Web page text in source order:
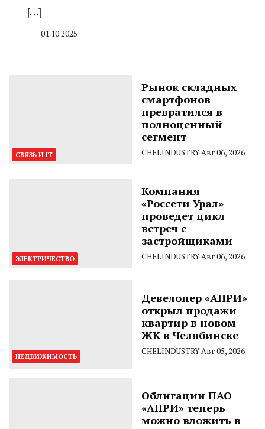
[…]
01.10.2025
СВЯЗЬ И IT
Рынок складных
смартфонов
превратился в
полноценный
сегмент
CHELINDUSTRYАвг 06, 2026
ЭЛЕКТРИЧЕСТВО
Компания
«Россети Урал»
проведет цикл
встреч с
застройщиками
CHELINDUSTRYАвг 06, 2026
НЕДВИЖИМОСТЬ
Девелопер «АПРИ»
открыл продажи
квартир в новом
ЖК в Челябинске
CHELINDUSTRYАвг 05, 2026
Облигации ПАО
«АПРИ» теперь
можно вложить в